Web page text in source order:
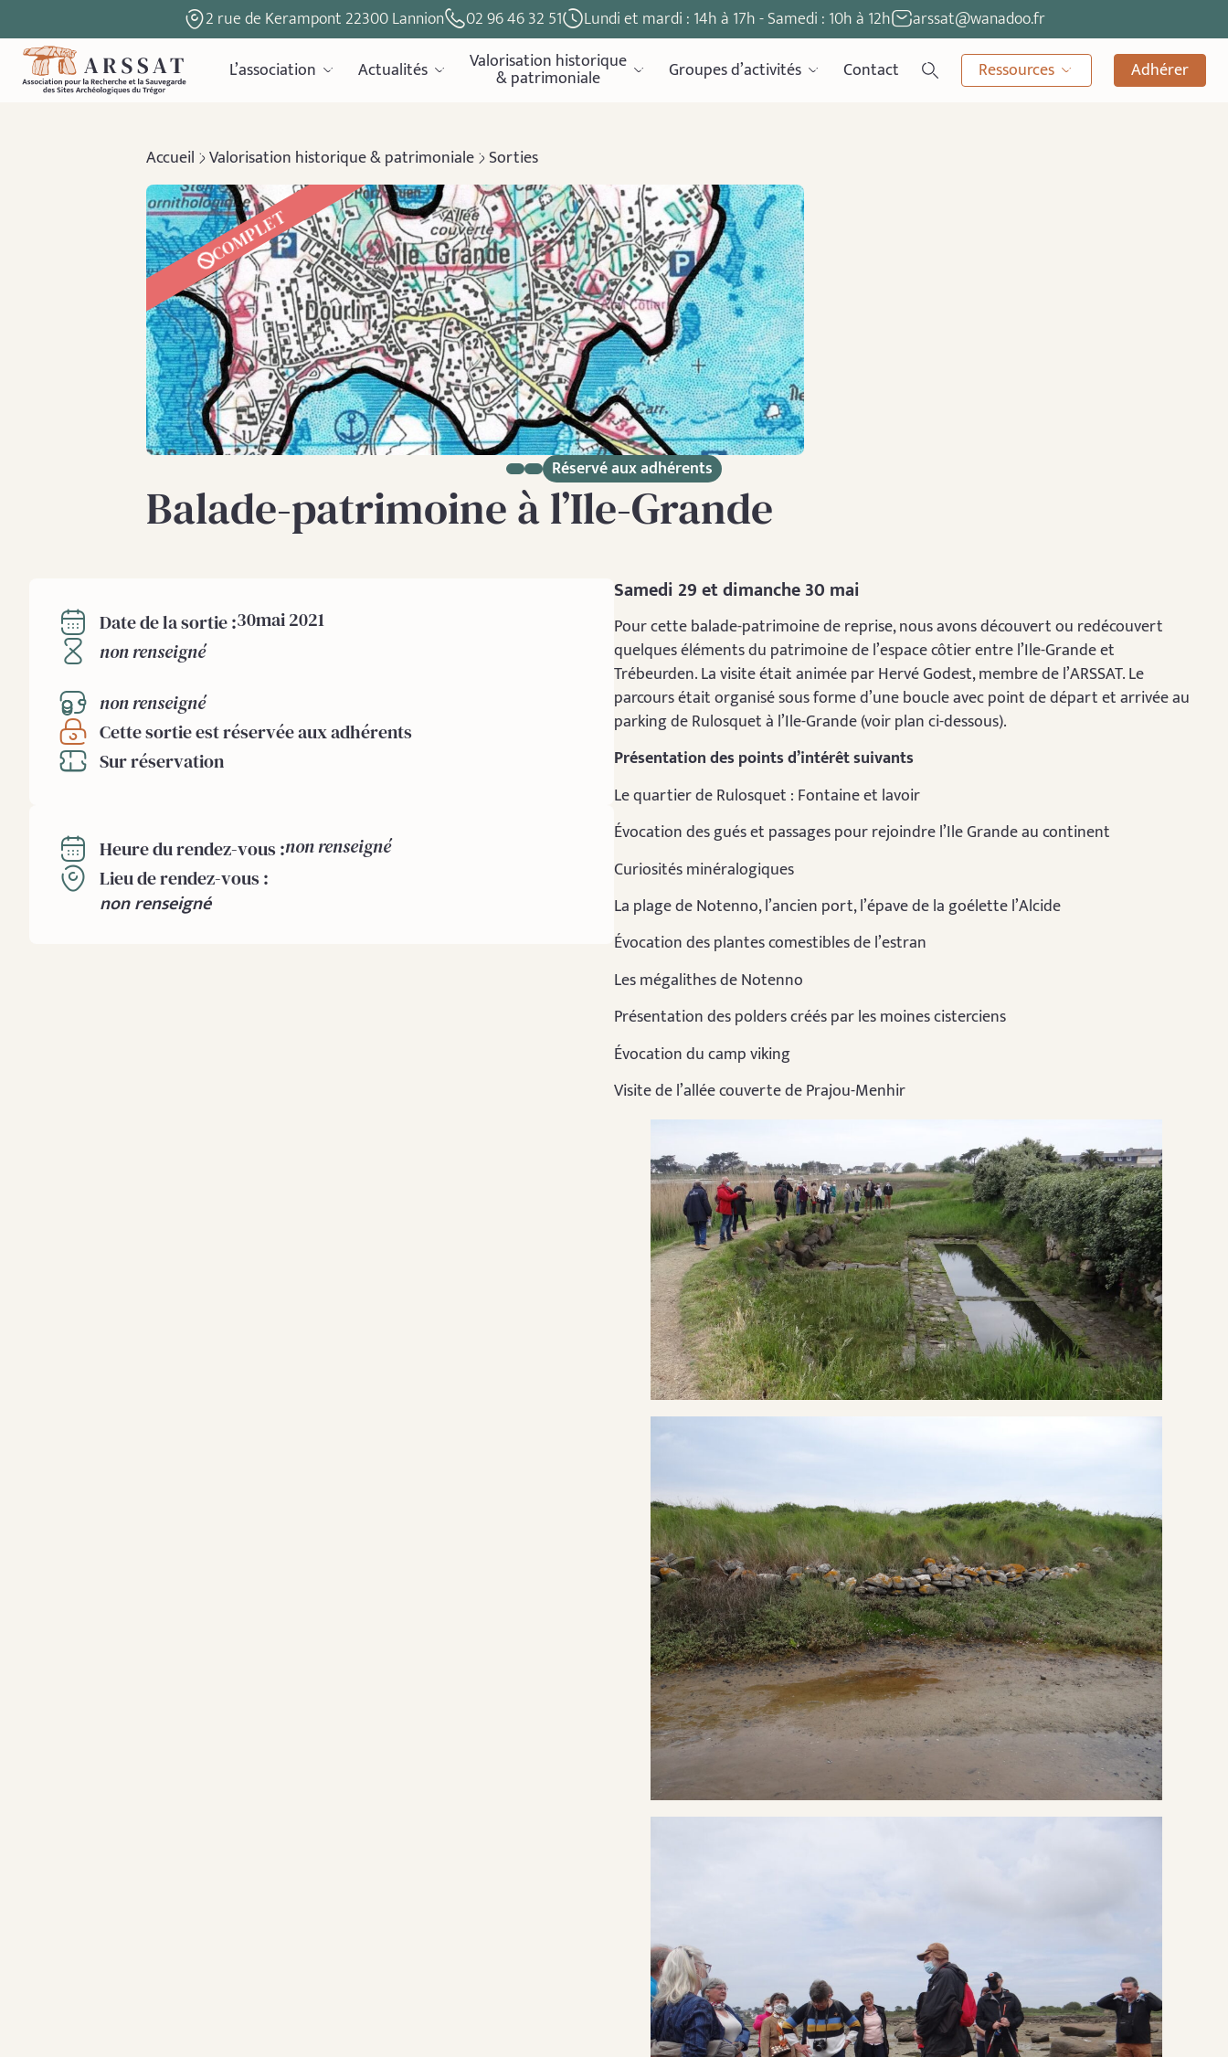
2 rue de Kerampont 22300 Lannion 02 96 46 32 51 Lundi et mardi : 14h à 17h - Samedi : 10h à 12h
arssat@wanadoo.fr
L’association
Actualités Valorisation historique
& patrimoniale Groupes d’activités Contact Ressources Adhérer
Accueil Valorisation historique & patrimoniale Sorties
COMPLET
Réservé aux adhérents
Balade-patrimoine à l’Ile-Grande
Date de la sortie :30mai 2021
non renseigné
non renseigné
Cette sortie est réservée aux adhérents
Sur réservation
Heure du rendez-vous :non renseigné
Lieu de rendez-vous :
non renseigné
Samedi 29 et dimanche 30 mai
Pour cette balade-patrimoine de reprise, nous avons découvert ou redécouvert
quelques éléments du patrimoine de l’espace côtier entre l’Ile-Grande et
Trébeurden. La visite était animée par Hervé Godest, membre de l’ARSSAT. Le
parcours était organisé sous forme d’une boucle avec point de départ et arrivée au
parking de Rulosquet à l’Ile-Grande (voir plan ci-dessous).
Présentation des points d’intérêt suivants
Le quartier de Rulosquet : Fontaine et lavoir
Évocation des gués et passages pour rejoindre l’Ile Grande au continent
Curiosités minéralogiques
La plage de Notenno, l’ancien port, l’épave de la goélette l’Alcide
Évocation des plantes comestibles de l’estran
Les mégalithes de Notenno
Présentation des polders créés par les moines cisterciens
Évocation du camp viking
Visite de l’allée couverte de Prajou-Menhir